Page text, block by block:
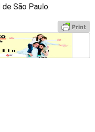
São Paulo.